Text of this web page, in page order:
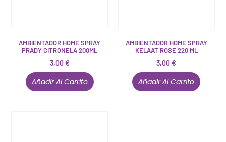
AMBIENTADOR HOME SPRAY
PRADY CITRONELA 200ML
3,00€
Añadir Al Carrito
AMBIENTADOR HOME SPRAY
KELAAT ROSE 220 ML
3,00€
Añadir Al Carrito